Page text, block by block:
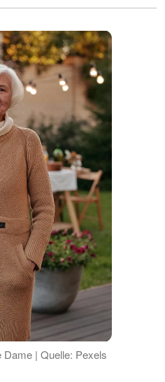
Dame | Quelle: Pexels